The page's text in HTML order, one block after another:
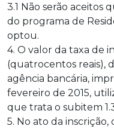
3.1 Não serão aceitos
do programa de
optou.
4. O valor da taxa de
(quatrocentos reais),
agência bancária,
fevereiro de 2015,
que trata o subitem
5. No ato da